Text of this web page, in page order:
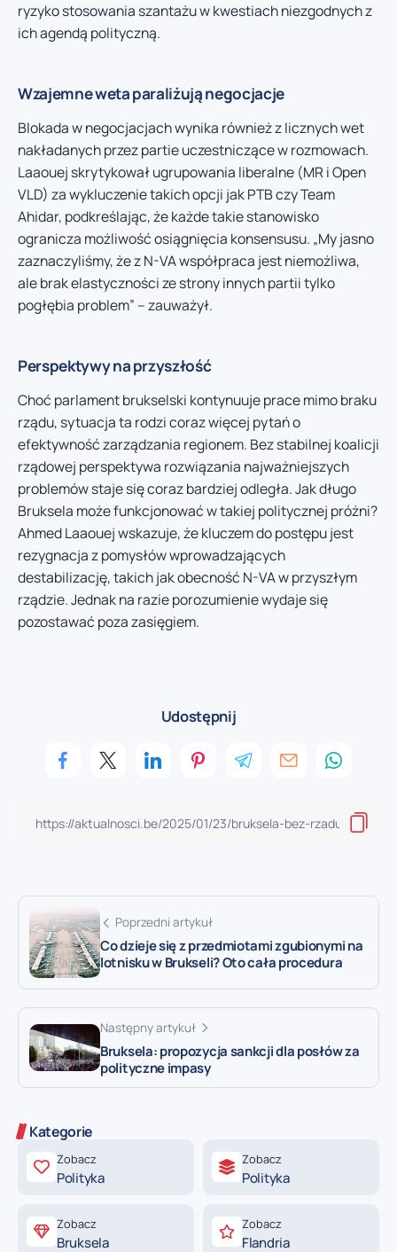
ryzyko stosowania szantażu w kwestiach niezgodnych z
ich agendą polityczną.
Wzajemne weta paraliżują negocjacje
Blokada w negocjacjach wynika również z licznych wet
nakładanych przez partie uczestniczące w rozmowach.
Laaouej skrytykował ugrupowania liberalne (MR i Open
VLD) za wykluczenie takich opcji jak PTB czy Team
Ahidar, podkreślając, że każde takie stanowisko
ogranicza możliwość osiągnięcia konsensusu. „My jasno
zaznaczyliśmy, że z N-VA współpraca jest niemożliwa,
ale brak elastyczności ze strony innych partii tylko
pogłębia problem” – zauważył.
Perspektywy na przyszłość
Choć parlament brukselski kontynuuje prace mimo braku
rządu, sytuacja ta rodzi coraz więcej pytań o
efektywność zarządzania regionem. Bez stabilnej koalicji
rządowej perspektywa rozwiązania najważniejszych
problemów staje się coraz bardziej odległa. Jak długo
Bruksela może funkcjonować w takiej politycznej próżni?
Ahmed Laaouej wskazuje, że kluczem do postępu jest
rezygnacja z pomysłów wprowadzających
destabilizację, takich jak obecność N-VA w przyszłym
rządzie. Jednak na razie porozumienie wydaje się
pozostawać poza zasięgiem.
Udostępnij
Poprzedni artykuł
Co dzieje się z przedmiotami zgubionymi na
lotnisku w Brukseli? Oto cała procedura
Następny artykuł
Bruksela: propozycja sankcji dla posłów za
polityczne impasy
Kategorie
Zobacz
Polityka
Zobacz
Polityka
Zobacz
Bruksela
Zobacz
Flandria